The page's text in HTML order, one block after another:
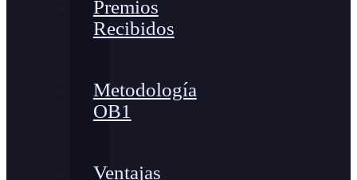
Premios
Recibidos
Metodología
OB1
Ventajas